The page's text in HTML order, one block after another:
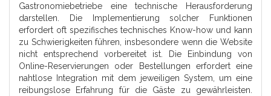
Gastronomiebetriebe eine technische Herausforderung
darstellen. Die Implementierung solcher Funktionen
erfordert oft spezifisches technisches Know-how und kann
zu Schwierigkeiten führen, insbesondere wenn die Website
nicht entsprechend vorbereitet ist. Die Einbindung von
Online-Reservierungen oder Bestellungen erfordert eine
nahtlose Integration mit dem jeweiligen System, um eine
reibungslose Erfahrung für die Gäste zu gewährleisten.